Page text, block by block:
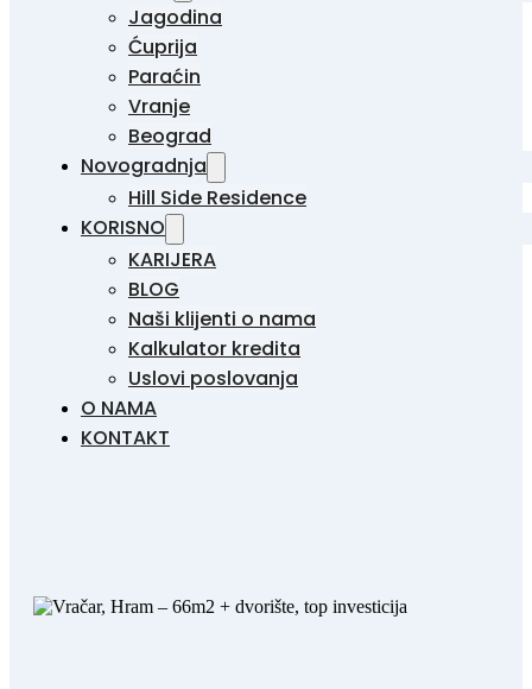
Jagodina
Ćuprija
Paraćin
Vranje
Beograd
Novogradnja
Hill Side Residence
KORISNO
KARIJERA
BLOG
Naši klijenti o nama
Kalkulator kredita
Uslovi poslovanja
O NAMA
KONTAKT